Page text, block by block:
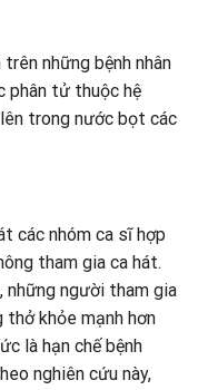
những bệnh nhân
phân tử thuộc hệ
trong nước bọt các
các nhóm ca sĩ hợp
tham gia ca hát.
những người tham gia
khỏe mạnh hơn
là hạn chế bệnh
nghiên cứu này,